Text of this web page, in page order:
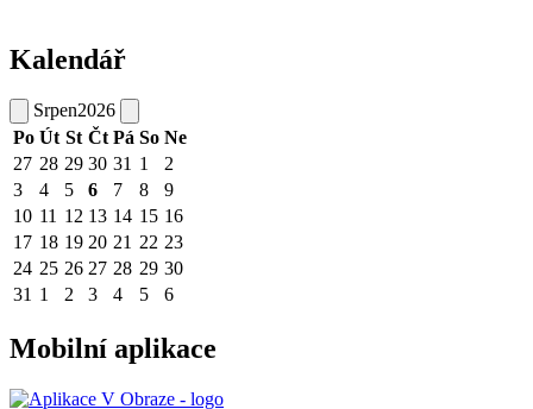
Kalendář
Srpen2026
Po Út St Čt Pá So Ne
27 28 29 30 31 1
2
3
4 5 6 7 8
9
10 11 12 13 14 15 16
17 18 19 20 21 22 23
24 25 26 27 28 29 30
31 1 2 3 4 5 6
Mobilní aplikace